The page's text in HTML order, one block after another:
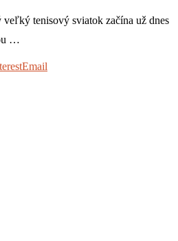
tenisový sviatok začína už dnes
…
Email